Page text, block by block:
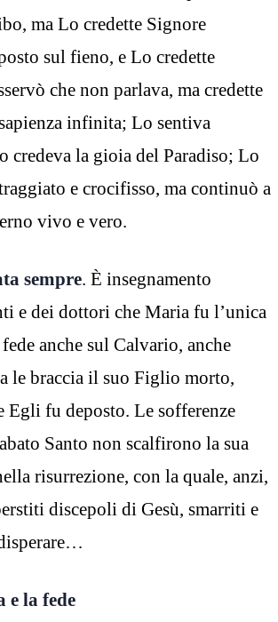
ma Lo credette Signore
sul fieno, e Lo credette
che non parlava, ma credette
infinita; Lo sentiva
credeva la gioia del Paradiso; Lo
e crocifisso, ma continuò a
vivo e vero.
sempre. È insegnamento
e dei dottori che Maria fu l’unica
anche sul Calvario, anche
le braccia il suo Figlio morto,
Egli fu deposto. Le sofferenze
Santo non scalfirono la sua
risurrezione, con la quale, anzi,
discepoli di Gesù, smarriti e
la fede